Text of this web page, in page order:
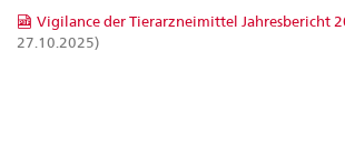
Vigilance der Tierarzneimittel Jahresbericht
27.10.2025)